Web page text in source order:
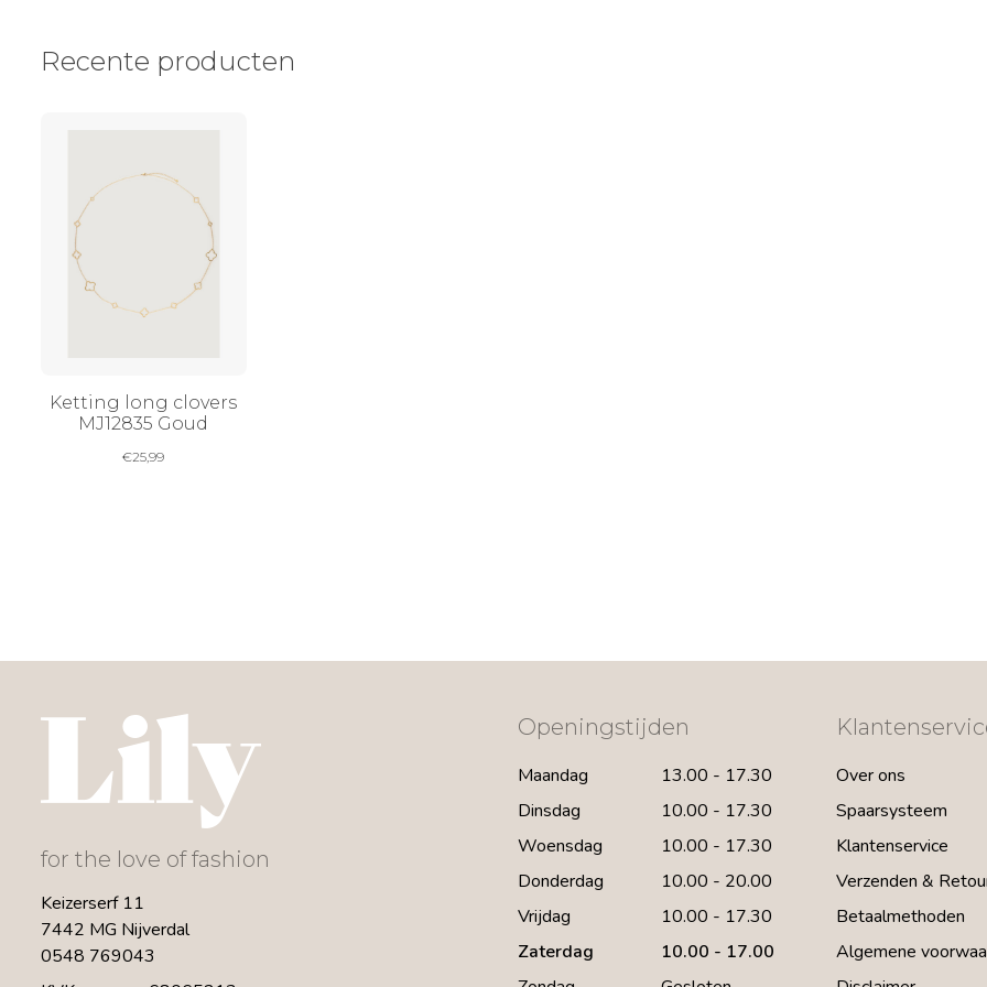
Recente producten
Ketting long clovers
MJ12835 Goud
€25,99
for the love of fashion
Keizerserf 11
7442 MG Nijverdal
0548 769043
Openingstijden
Maandag
13.00 - 17.30
Dinsdag
10.00 - 17.30
Woensdag
10.00 - 17.30
Donderdag
10.00 - 20.00
Vrijdag
10.00 - 17.30
Zaterdag
10.00 - 17.00
Over ons
Spaarsysteem
Klantenservice
Verzenden &
Betaalmethoden
Algemene